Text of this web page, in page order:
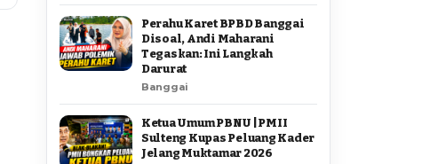
Perahu Karet BPBD Banggai
Disoal, Andi Maharani
Tegaskan: Ini Langkah
Darurat
Banggai
Ketua Umum PBNU | PMII
Sulteng Kupas Peluang Kader
Jelang Muktamar 2026